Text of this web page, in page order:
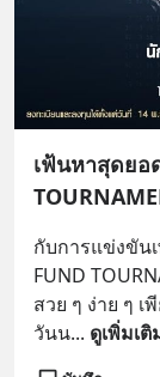
เฟ้นหาสุดยอ
กับการแข่งขัน
FUND
สวย ๆ ง่าย ๆ
วันน... ดูเพิ่มเติ